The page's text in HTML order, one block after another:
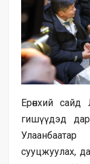
Ерөнхий
гишүүдэд
сууцжуулах,